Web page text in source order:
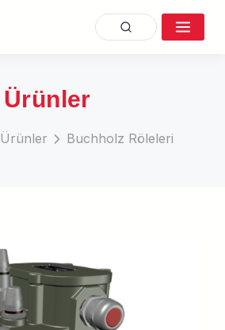
Ürünler
Ürünler Buchholz Röleleri